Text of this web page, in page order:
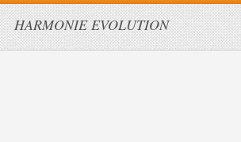
HARMONIE EVOLUTION